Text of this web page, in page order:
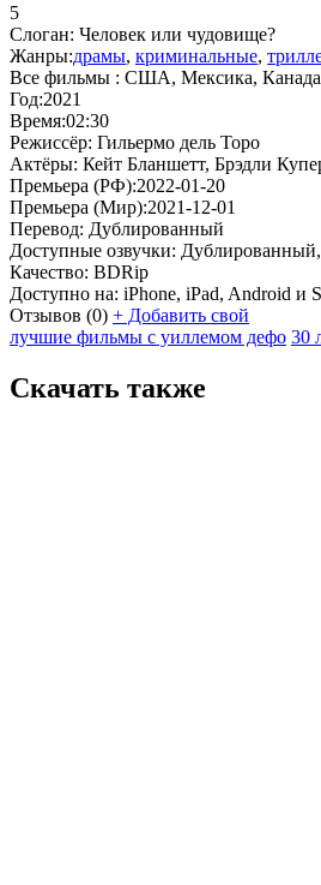
5
Слоган: Человек или чудовище?
Жанры:драмы, криминальные,
Все фильмы : США, Мексика, Канада
Год:2021
Время:02:30
Режиссёр: Гильермо дель Торо
Актёры: Кейт Бланшетт, Брэдли
Премьера (РФ):2022-01-20
Премьера (Мир):2021-12-01
Перевод: Дублированный
Доступные озвучки:
Качество: BDRip
Доступно на: iPhone, iPad, Android и
Отзывов (0) + Добавить свой
лучшие фильмы с уиллемом дефо 30
Скачать также